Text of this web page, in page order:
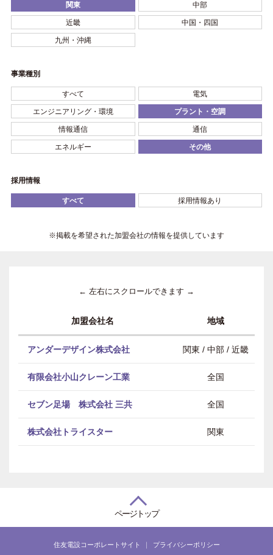
関東 中部
近畿 中国・四国
九州・沖縄
事業種別
すべて 電気
エンジニアリング・環境 プラント・空調
情報通信 通信
エネルギー その他
採用情報
すべて 採用情報あり
※掲載を希望された加盟会社の情報を提供しています
← 左右にスクロールできます →
加盟会社名 地域
アンダーデザイン株式会社 関東 / 中部 / 近畿
有限会社小山クレーン工業 全国
セブン足場 株式会社 三共 全国
株式会社トライスター 関東
ページトップ
住友電設コーポレートサイト プライバシーポリシー